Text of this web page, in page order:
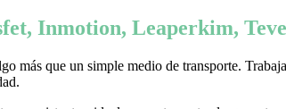
Inmotion, Leaperkim,
más que un simple medio de transporte.